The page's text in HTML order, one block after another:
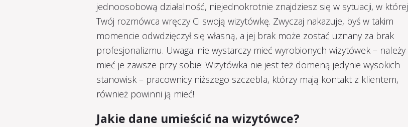
jednoosobową działalność, niejednokrotnie znajdziesz się w sytuacji, w której
Twój rozmówca wręczy Ci swoją wizytówkę. Zwyczaj nakazuje, byś w takim
momencie odwdzięczył się własną, a jej brak może zostać uznany za brak
profesjonalizmu. Uwaga: nie wystarczy mieć wyrobionych wizytówek – należy
mieć je zawsze przy sobie! Wizytówka nie jest też domeną jedynie wysokich
stanowisk – pracownicy niższego szczebla, którzy mają kontakt z klientem,
również powinni ją mieć!
Jakie dane umieścić na wizytówce?